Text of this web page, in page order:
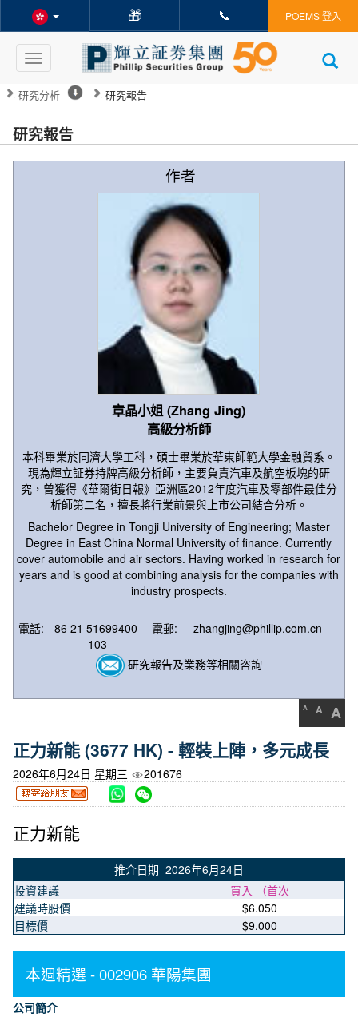
🎁 📞 POEMS 登入
Toggle
navigation
研究分析 研究報告
研究報告
作者
章晶小姐 (Zhang Jing)
高級分析師
本科畢業於同濟大學工科，碩士畢業於華東師範大學金融貿系。
現為輝立証券持牌高級分析師，主要負責汽車及航空板塊的研
究，曾獲得《華爾街日報》亞洲區2012年度汽車及零部件最佳分
析師第二名，擅長將行業前景與上市公司結合分析。
Bachelor Degree in Tongji University of Engineering; Master
Degree in East China Normal University of finance. Currently
cover automobile and air sectors. Having worked in research for
years and is good at combining analysis for the companies with
industry prospects.
電話:
86 21 51699400-
103
電郵: zhangjing@phillip.com.cn
研究報告及業務等相關咨詢
A A A
正力新能 (3677 HK) - 輕裝上陣，多元成長
2026年6月24日 星期三 201676
正力新能
推介日期 2026年6月24日
投資建議
買入 （首次
建議時股價
$6.050
目標價
$9.000
本週精選 - 002906 華陽集團
公司簡介